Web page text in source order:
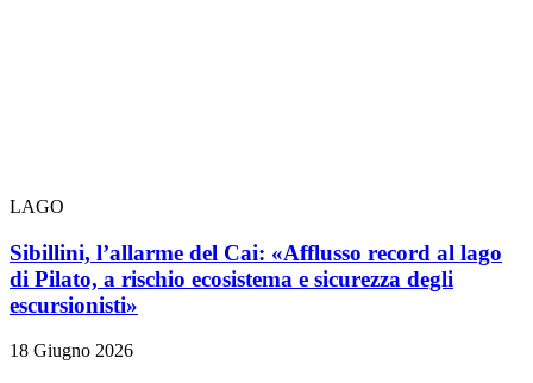
LAGO
Sibillini, l’allarme del Cai: «Afflusso record al lago
di Pilato, a rischio ecosistema e sicurezza degli
escursionisti»
18 Giugno 2026